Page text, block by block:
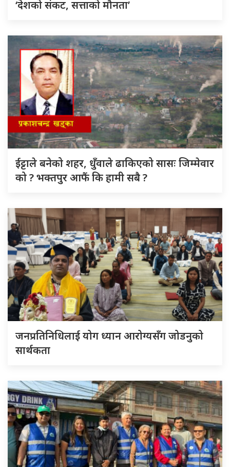
‘देशको संकट, सत्ताको मौनता’
ईट्टाले बनेको शहर, धुँवाले ढाकिएको सासः जिम्मेवार
को ? भक्तपुर आफैं कि हामी सबै ?
जनप्रतिनिधिलाई योग ध्यान आरोग्यसँग जोडनुको
सार्थकता